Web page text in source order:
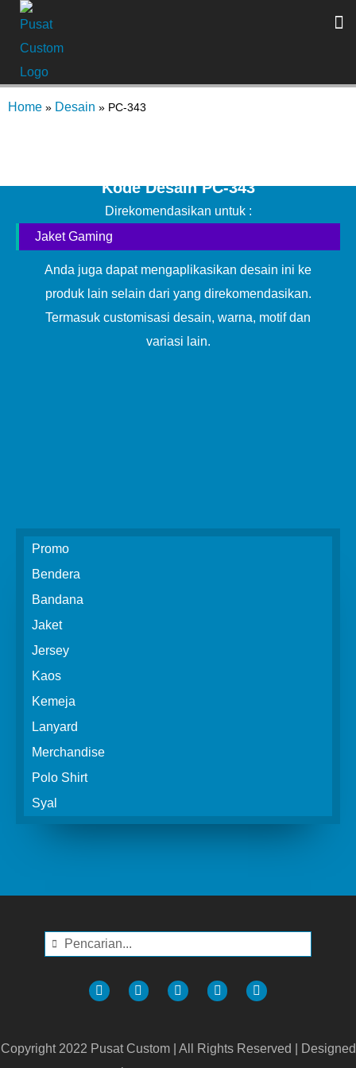
Home » Desain » PC-343
Kode Desain PC-343
Direkomendasikan untuk :
Jaket Gaming
Anda juga dapat mengaplikasikan desain ini ke
produk lain selain dari yang direkomendasikan.
Termasuk customisasi desain, warna, motif dan
variasi lain.
Promo
Bendera
Bandana
Jaket
Jersey
Kaos
Kemeja
Lanyard
Merchandise
Polo Shirt
Syal
Copyright 2022 Pusat Custom | All Rights Reserved | Designed